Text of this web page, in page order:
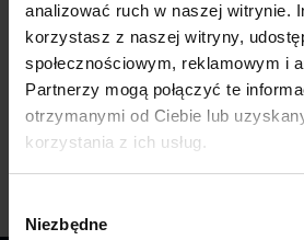
analizować ruch w naszej witrynie.
korzystasz z naszej witryny,
społecznościowym, reklamowym i
Partnerzy mogą połączyć te
otrzymanymi od Ciebie lub
korzystania z ich usług.
zgody
Niezbędne
Projekt jest częścią wystawy
uczą nas chwasty?"
, która
podczas tegorocznej edycji
Days 2024.